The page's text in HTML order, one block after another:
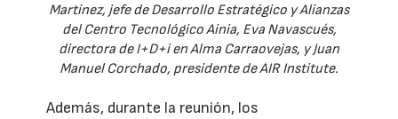
Martínez, jefe de Desarrollo Estratégico y Alianzas
del Centro Tecnológico Ainia, Eva Navascués,
directora de I+D+i en Alma Carraovejas, y Juan
Manuel Corchado, presidente de AIR Institute.
Además, durante la reunión, los